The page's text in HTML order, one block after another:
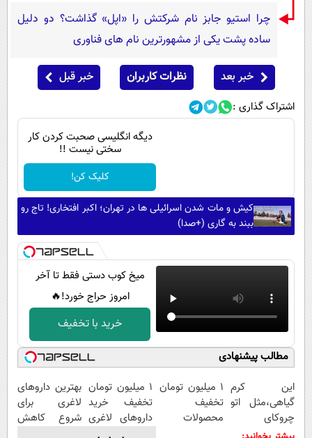
چرا استیو جابز نام شرکتش را «اپل» گذاشت؟ دو دلیل
ساده پشت یکی از مشهورترین نام های فناوری
خبر بعد نظرات کاربران خبر قبل
اشتراک گذاری :
دیگه انگلیسی صحبت کردن کار
سختی نیست !!
کلیک کن!
کیش و مات شدن اسرائیلی ها در تهران؛ اکبر افتخاری! تاج رو
ببند به گاری (+صدا)
میخ کوب دستی فقط تا آخر
امروز حراج خورد!🔥
خرید با تخفیف
مطالب پیشنهادی
این کرم
گیاهی،مثل اتو
چروکای
پوستتوصاف
۱ میلیون تومان
تخفیف
محصولات
1 میلیون تومان
تخفیف خرید
داروهای لاغری
با ارسال از
بهترین داروهای
لاغری برای
شروع کاهش